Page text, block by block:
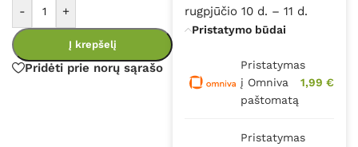
- +
Į krepšelį
Pridėti prie norų sąrašo
rugpjūčio 10 d. – 11 d.
Pristatymo būdai
Pristatymas
į Omniva
paštomatą
1,99 €
Pristatymas